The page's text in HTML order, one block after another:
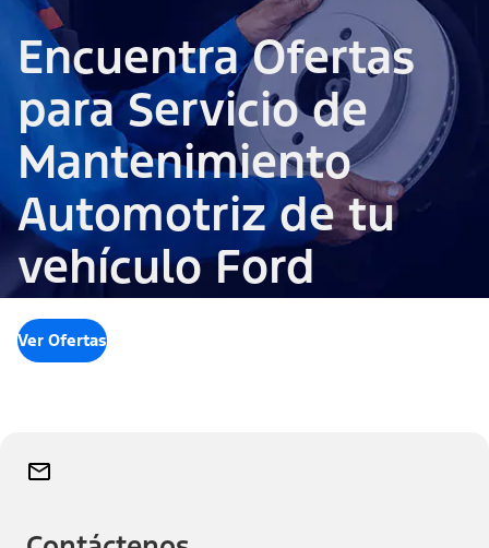
Encuentra Ofertas
para Servicio de
Mantenimiento
Automotriz de tu
vehículo Ford
Ver Ofertas